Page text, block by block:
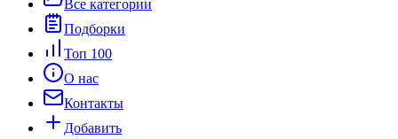
Все категории
Подборки
Топ 100
О нас
Контакты
Добавить